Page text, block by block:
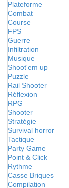
Plateforme
Combat
Course
FPS
Guerre
Infiltration
Musique
Shoot'em up
Puzzle
Rail Shooter
Réflexion
RPG
Shooter
Stratégie
Survival horror
Tactique
Party Game
Point & Click
Rythme
Casse Briques
Compilation